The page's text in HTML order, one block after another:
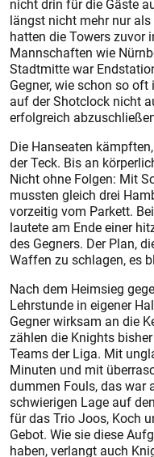
nicht drin für die Gäste
längst nicht mehr nur
hatten die Towers zuvor
Mannschaften wie
Stadtmitte war
Gegner, wie schon so
auf der Shotclock nicht
erfolgreich
Die Hanseaten
der Teck. Bis an
Nicht ohne Folgen: Mit
mussten gleich drei
vorzeitig vom Parkett.
lautete am Ende einer
des Gegners. Der Plan,
Waffen zu schlagen, es
Nach dem Heimsieg
Lehrstunde in eigener
Gegner wirksam an die
zählen die Knights
Teams der Liga. Mit
Minuten und mit
dummen Fouls, das war
schwierigen Lage auf
für das Trio Joos, Koch
Gebot. Wie sie diese
haben, verlangt auch